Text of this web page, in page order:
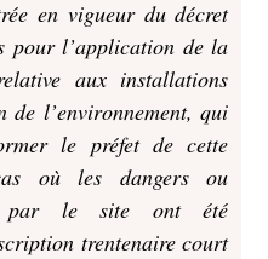
en vigueur du décret
pour l’application de la
aux installations
de l’environnement, qui
le préfet de cette
où les dangers ou
par le site ont été
trentenaire court